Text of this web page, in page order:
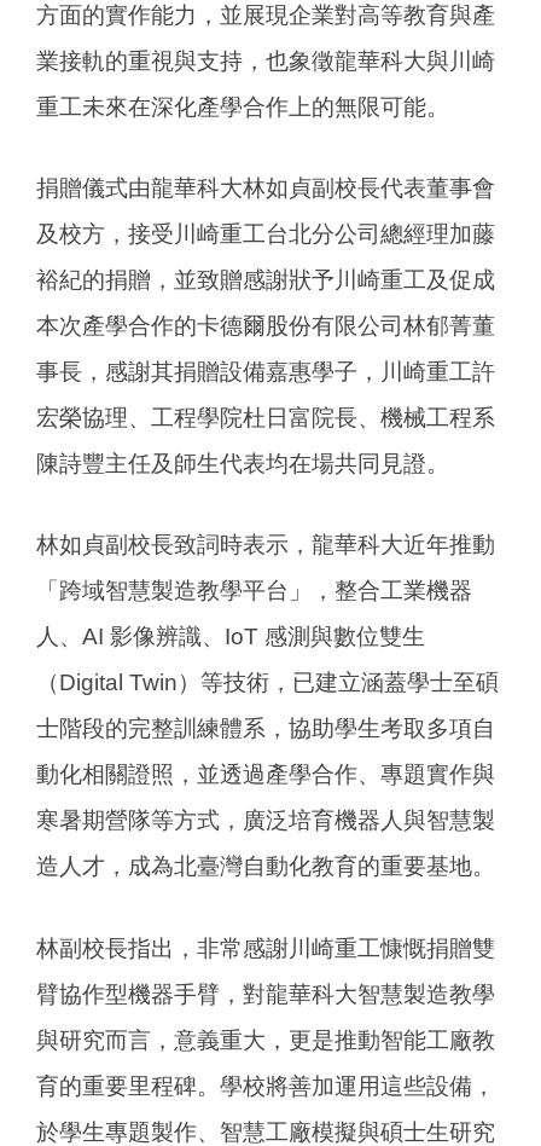
方面的實作能力，並展現企業對高等教育與產
業接軌的重視與支持，也象徵龍華科大與川崎
重工未來在深化產學合作上的無限可能。
捐贈儀式由龍華科大林如貞副校長代表董事會
及校方，接受川崎重工台北分公司總經理加藤
裕紀的捐贈，並致贈感謝狀予川崎重工及促成
本次產學合作的卡德爾股份有限公司林郁菁董
事長，感謝其捐贈設備嘉惠學子，川崎重工許
宏榮協理、工程學院杜日富院長、機械工程系
陳詩豐主任及師生代表均在場共同見證。
林如貞副校長致詞時表示，龍華科大近年推動
「跨域智慧製造教學平台」，整合工業機器
人、AI 影像辨識、IoT 感測與數位雙生
（Digital Twin）等技術，已建立涵蓋學士至碩
士階段的完整訓練體系，協助學生考取多項自
動化相關證照，並透過產學合作、專題實作與
寒暑期營隊等方式，廣泛培育機器人與智慧製
造人才，成為北臺灣自動化教育的重要基地。
林副校長指出，非常感謝川崎重工慷慨捐贈雙
臂協作型機器手臂，對龍華科大智慧製造教學
與研究而言，意義重大，更是推動智能工廠教
育的重要里程碑。學校將善加運用這些設備，
於學生專題製作、智慧工廠模擬與碩士生研究